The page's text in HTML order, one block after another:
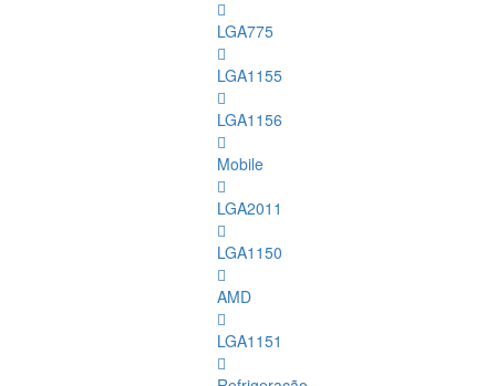
LGA775
LGA1155
LGA1156
Mobile
LGA2011
LGA1150
AMD
LGA1151